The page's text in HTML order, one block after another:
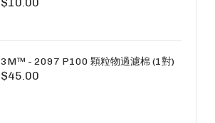
3M™ - 2097 P100 顆粒物過濾棉 (1對)
$45.00